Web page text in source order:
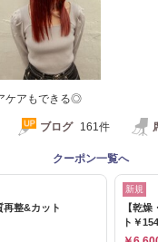
ケアもできる◎
ブログ 161件
クーポン一覧へ
整&カット
新規
【乾
ト￥